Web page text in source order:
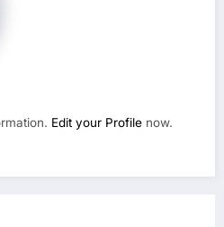
Edit your Profile now.